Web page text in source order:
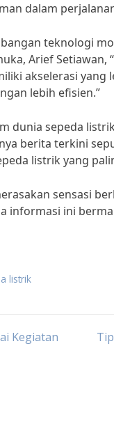
dalam
teknologi
Arief
akselerasi
lebih efisien.”
dunia sepeda
berita terkini
listrik yang
sensasi
informasi ini
listrik
Kegiatan